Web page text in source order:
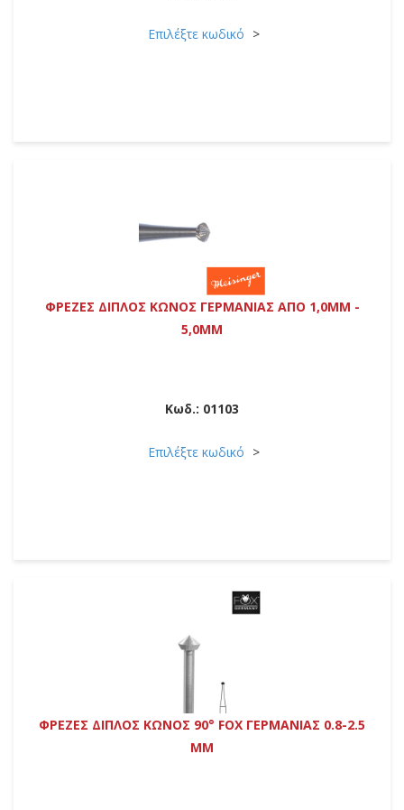
Επιλέξτε κωδικό
ΦΡΕΖΕΣ ΔΙΠΛΟΣ ΚΩΝΟΣ ΓΕΡΜΑΝΙΑΣ ΑΠΟ 1,0MM -
5,0MM
Κωδ.: 01103
Επιλέξτε κωδικό
ΦΡΕΖΕΣ ΔΙΠΛΟΣ ΚΩΝΟΣ 90° FOX ΓΕΡΜΑΝΙΑΣ 0.8-2.5
MM